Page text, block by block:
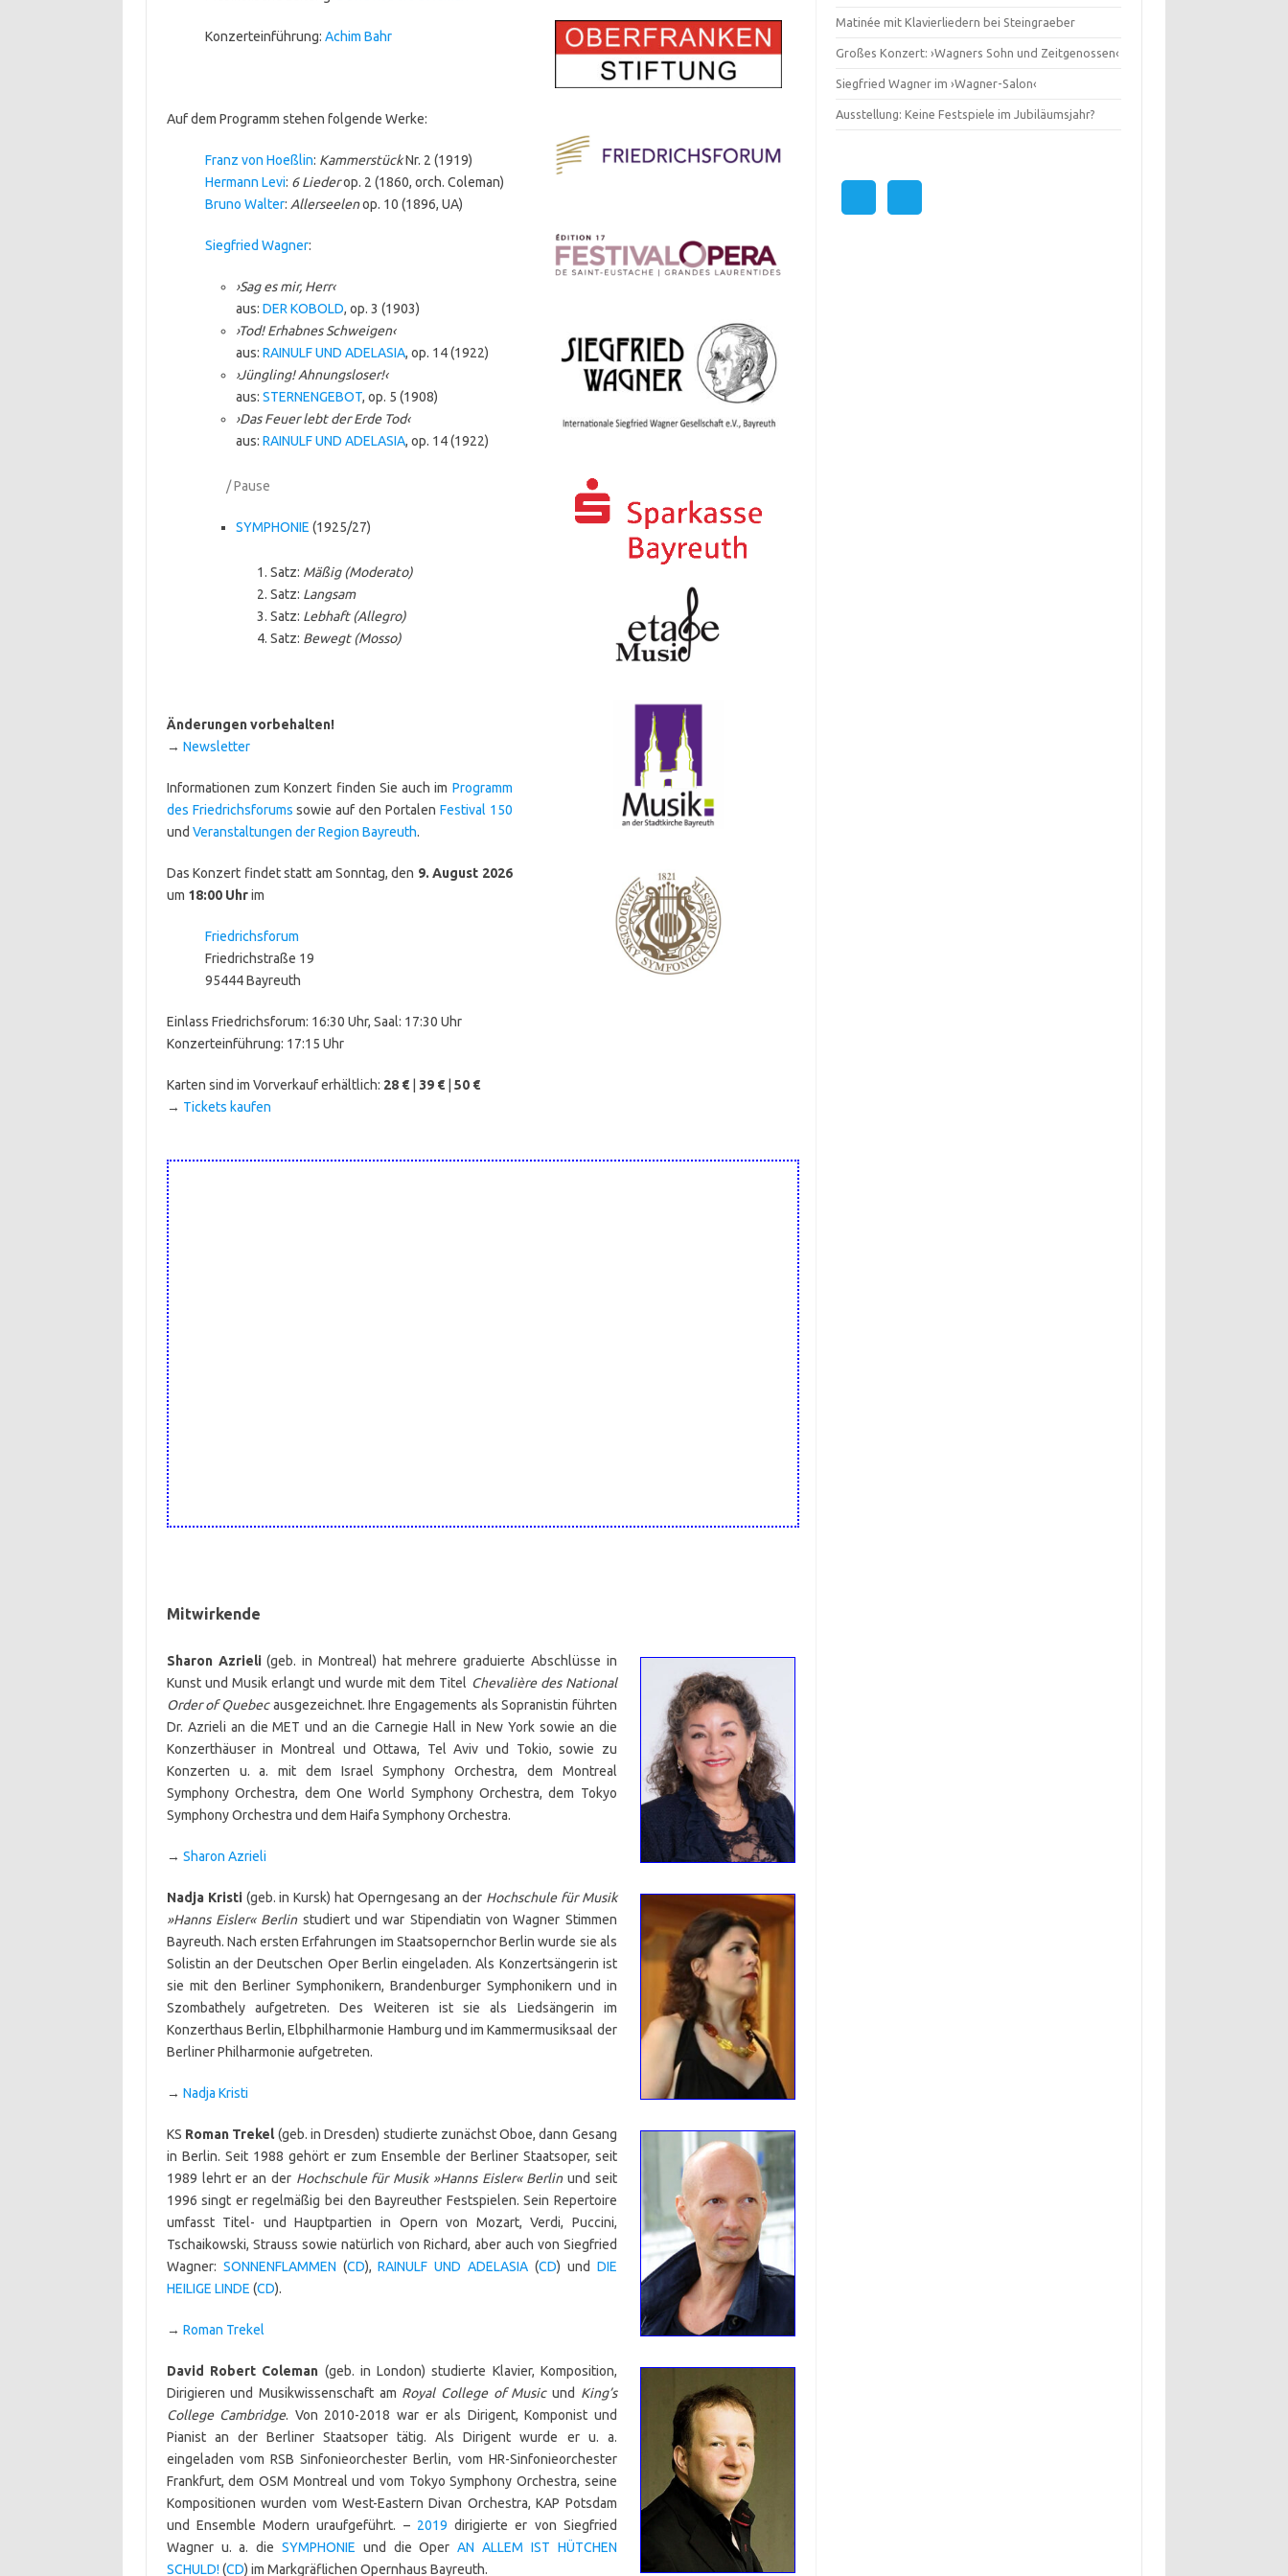
Konzerteinführung: Achim Bahr
Auf dem Programm stehen folgende Werke:
Franz von Hoeßlin: KammerstückNr. 2 (1919)
Hermann Levi: 6 Liederop. 2 (1860, orch. Coleman)
Bruno Walter: Allerseelenop. 10 (1896, UA)
Siegfried Wagner:
›Sag es mir, Herr‹
aus: DER KOBOLD, op. 3 (1903)
›Tod! Erhabnes Schweigen‹
aus: RAINULF UND ADELASIA, op. 14 (1922)
›Jüngling! Ahnungsloser!‹
aus: STERNENGEBOT, op. 5 (1908)
›Das Feuer lebt der Erde Tod‹
aus: RAINULF UND ADELASIA, op. 14 (1922)
/ Pause
SYMPHONIE (1925/27)
Satz: Mäßig (Moderato)
Satz: Langsam
Satz: Lebhaft (Allegro)
Satz: Bewegt (Mosso)
Änderungen vorbehalten!
→ Newsletter
Informationen zum Konzert finden Sie auch im Programm
des Friedrichsforums sowie auf den Portalen Festival 150
und Ver­an­stal­tungen der Region Bayreuth.
Das Konzert findet statt am Sonntag, den 9. August 2026
um 18:00 Uhrim
Friedrichsforum
Friedrichstraße 19
95444 Bayreuth
Einlass Friedrichsforum: 16:30 Uhr, Saal: 17:30 Uhr
Konzerteinführung: 17:15 Uhr
Karten sind im Vorverkauf erhältlich: 28 €| 39 €| 50 €
→ Tickets kaufen
Mitwirkende
Sharon Azrieli(geb. in Montreal) hat mehrere graduierte Abschlüsse in
Kunst und Musik erlangt und wurde mit dem Titel Chevalière des National
Order of Quebecausgezeichnet. Ihre Engagements als Sopranistin führten
Dr. Azrieli an die MET und an die Carnegie Hall in New York sowie an die
Konzerthäuser in Montreal und Ottawa, Tel Aviv und Tokio, sowie zu
Konzerten u. a. mit dem Israel Symphony Orchestra, dem Montreal
Symphony Orchestra, dem One World Symphony Orchestra, dem Tokyo
Symphony Orchestra und dem Haifa Symphony Orchestra.
→ Sharon Azrieli
Nadja Kristi(geb. in Kursk) hat Operngesang an der Hochschule für Musik
»Hanns Eisler« Berlinstudiert und war Stipendiatin von Wagner Stimmen
Bayreuth. Nach ersten Erfahrungen im Staatsopernchor Berlin wurde sie als
Solistin an der Deutschen Oper Berlin eingeladen. Als Konzertsängerin ist
sie mit den Berliner Symphonikern, Brandenburger Symphonikern und in
Szombathely aufgetreten. Des Weiteren ist sie als Liedsängerin im
Konzerthaus Berlin, Elbphilharmonie Hamburg und im Kammermusiksaal der
Berliner Philharmonie aufgetreten.
→ Nadja Kristi
KS Roman Trekel(geb. in Dresden) studierte zunächst Oboe, dann Gesang
in Berlin. Seit 1988 gehört er zum Ensemble der Berliner Staatsoper, seit
1989 lehrt er an der Hochschule für Musik »Hanns Eisler« Berlinund seit
1996 singt er regelmäßig bei den Bayreuther Festspielen. Sein Repertoire
umfasst Titel- und Hauptpartien in Opern von Mozart, Verdi, Puccini,
Tschaikowski, Strauss sowie natürlich von Richard, aber auch von Siegfried
Wagner: SONNEN­FLAMMEN (CD),RAINULF UND ADELASIA (CD) und DIE
HEILIGE LINDE (CD).
→ Roman Trekel
David Robert Coleman (geb. in London) studierte Klavier, Komposition,
Dirigieren und Musikwissenschaft am Royal College of Musicund King’s
College Cambridge. Von 2010-2018 war er als Dirigent, Komponist und
Pianist an der Berliner Staatsoper tätig. Als Dirigent wurde er u. a.
eingeladen vom RSB Sin­fonieorchester Berlin, vom HR-Sinfonie­orchester
Frankfurt, dem OSM Montreal und vom Tokyo Symphony Orchestra, seine
Kompositionen wurden vom West-Eastern Divan Orchestra, KAP Potsdam
und Ensemble Modern uraufgeführt. – 2019 dirigierte er von Siegfried
Wagner u. a. dieSYMPHONIE und die OperAN ALLEM IST HÜTCHEN
SCHULD! (CD) im Markgräflichen Opernhaus Bayreuth.
Matinée mit Klavierliedern bei Steingraeber
Großes Konzert: ›Wagners Sohn und Zeitgenossen‹
Siegfried Wagner im ›Wagner-Salon‹
Ausstellung: Keine Festspiele im Jubiläumsjahr?